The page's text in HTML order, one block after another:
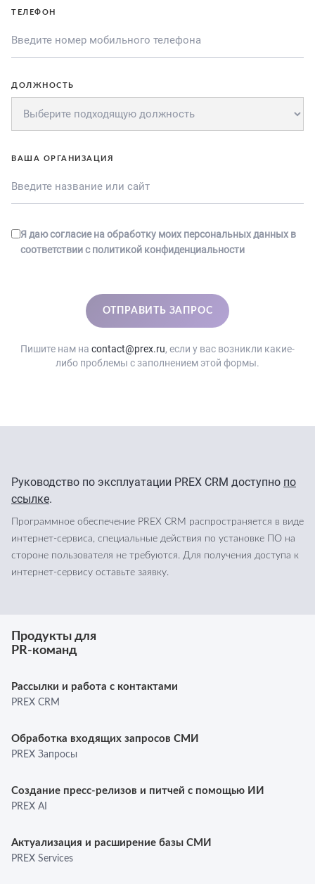
ТЕЛЕФОН
ДОЛЖНОСТЬ
ВАША ОРГАНИЗАЦИЯ
Я даю согласие на обработку моих персональных данных в
соответствии с политикой конфиденциальности
Пишите нам на contact@prex.ru, если у вас возникли какие-
либо проблемы с заполнением этой формы.
Руководство по эксплуатации PREX CRM доступно по
ссылке.
Программное обеспечение PREX CRM распространяется в виде
интернет-сервиса, специальные действия по установке ПО на
стороне пользователя не требуются. Для получения доступа к
интернет-сервису оставьте заявку.
Продукты для
PR-команд
Рассылки и работа с контактами
PREX CRM
Обработка входящих запросов СМИ
PREX Запросы
Создание пресс-релизов и питчей с помощью ИИ
PREX AI
Актуализация и расширение базы СМИ
PREX Services